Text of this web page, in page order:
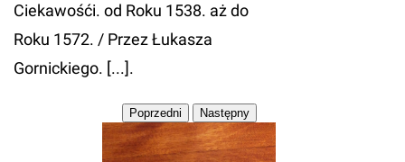
Ciekawośći. od Roku 1538. aż do
Roku 1572. / Przez Łukasza
Gornickiego. [...].